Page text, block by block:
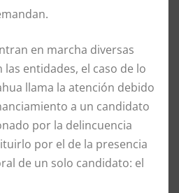
en marcha diversas
entidades, el caso de lo
llama la atención debido
a un candidato
por la delincuencia
por el de la presencia
de un solo candidato: el